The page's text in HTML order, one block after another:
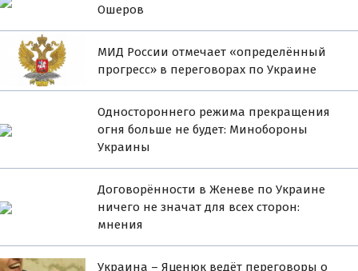
Ошеров
МИД России отмечает «определённый
прогресс» в переговорах по Украине
Одностороннего режима прекращения
огня больше не будет: Минобороны
Украины
Договорённости в Женеве по Украине
ничего не значат для всех сторон:
мнения
Украина – Яценюк ведёт переговоры о